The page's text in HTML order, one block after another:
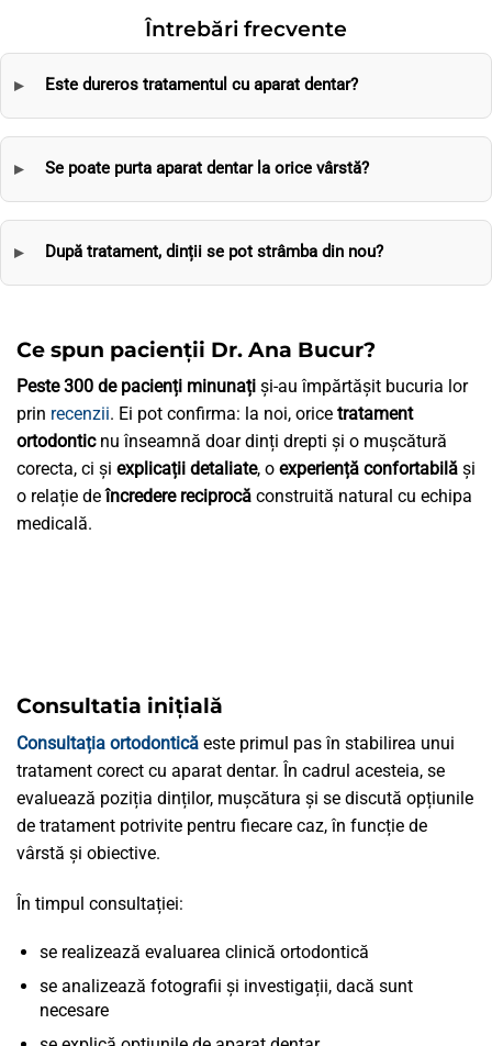
Întrebări frecvente
Este dureros tratamentul cu aparat dentar?
Se poate purta aparat dentar la orice vârstă?
După tratament, dinții se pot strâmba din nou?
Ce spun pacienții Dr. Ana Bucur?
Peste 300 de pacienți minunați și-au împărtășit bucuria lor
prin recenzii. Ei pot confirma: la noi, orice tratament
ortodonticnu înseamnă doar dinți drepti și o mușcătură
corecta, ci și explicații detaliate, o experiență confortabilă și
o relație deîncredere reciprocă construită natural cu echipa
medicală.
Consultatia inițială
Consultația ortodontică este primul pas în stabilirea unui
tratament corect cu aparat dentar. În cadrul acesteia, se
evaluează poziția dinților, mușcătura și se discută opțiunile
de tratament potrivite pentru fiecare caz, în funcție de
vârstă și obiective.
În timpul consultației:
se realizează evaluarea clinică ortodontică
se analizează fotografii și investigații, dacă sunt
necesare